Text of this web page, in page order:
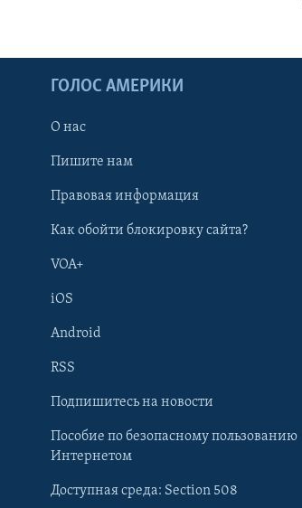
Learning English
ГОЛОС АМЕРИКИ
О нас
Пишите нам
Правовая информация
Как обойти блокировку сайта?
VOA+
iOS
Android
RSS
Подпишитесь на новости
Пособие по безопасному пользованию
Интернетом
Доступная среда: Section 508